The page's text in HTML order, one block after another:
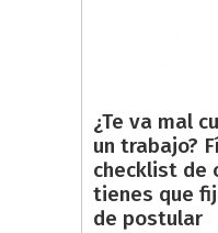
¿Te va mal
un trabajo?
checklist de
tienes que
de postular